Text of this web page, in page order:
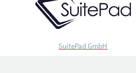
SuitePad GmbH